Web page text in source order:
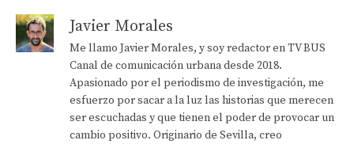
Javier Morales
Me llamo Javier Morales, y soy redactor en TV BUS
Canal de comunicación urbana desde 2018.
Apasionado por el periodismo de investigación, me
esfuerzo por sacar a la luz las historias que merecen
ser escuchadas y que tienen el poder de provocar un
cambio positivo. Originario de Sevilla, creo